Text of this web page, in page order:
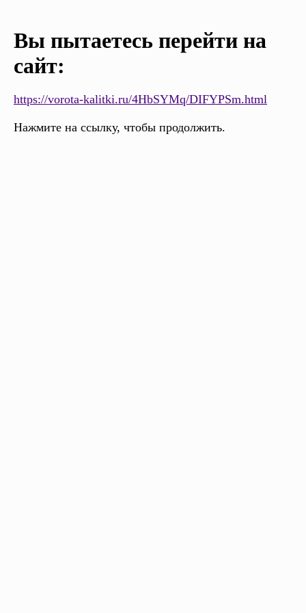
Вы пытаетесь перейти на
сайт:
https://vorota-kalitki.ru/4HbSYMq/DIFYPSm.html
Нажмите на ссылку, чтобы продолжить.